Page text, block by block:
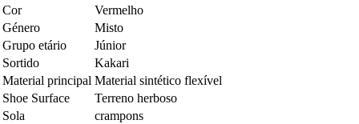
Cor
Vermelho
Género
Misto
Grupo etário
Júnior
Sortido
Kakari
Material principal Material sintético flexível
Shoe Surface
Terreno herboso
Sola
crampons